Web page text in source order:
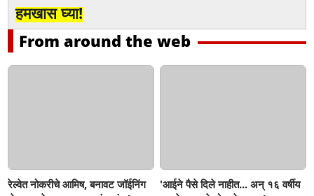
हमखास घ्या!
From around the web
रेल्वेत नोकरीचे आमिष, बनावट जॉईनिंग
'आईने पैसे दिले नाहीत... अन् १६ वर्षीय